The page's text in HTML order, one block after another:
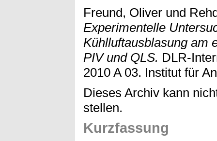
Freund, Oliver und
Experimentelle
Kühlluftausblasung am
PIV und QLS. DLR-
2010 A 03. Institut für
Dieses Archiv kann
stellen.
Kurzfassung